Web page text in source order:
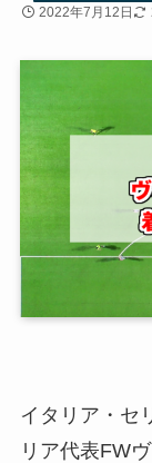
2022年7月12日
イタリア・セ
リア代表FW